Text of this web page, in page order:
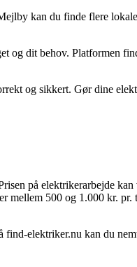
kan du finde flere
og dit behov. Platformen
og sikkert. Gør dine
på elektrikerarbejde
500 og 1.000 kr.
elektriker.nu kan du